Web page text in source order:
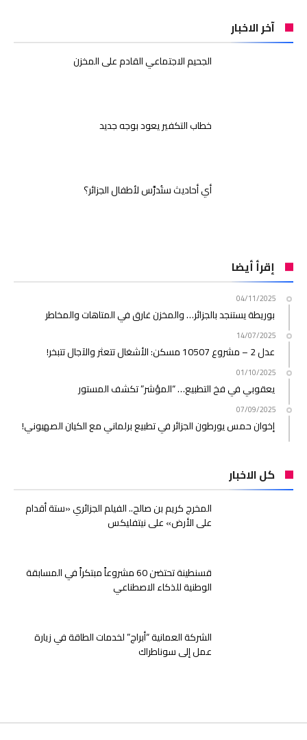
آخر الاخبار
الجحيم الاجتماعي القادم على المخزن
خطاب التكفير يعود بوجه جديد
أي أحاديث ستُدرَّس لأطفال الجزائر؟
إقرأ أيضا
04/11/2025
بوريطة يستنجد بالجزائر… والمخزن غارق في المتاهات والمخاطر
14/07/2025
عدل 2 – مشروع 10507 مسكن: الأشغال تتعثر والآجال تتبخر!
01/10/2025
يعقوبي في فخ التطبيع… “المؤشر” تكشف المستور
07/09/2025
إخوان حمس يورطون الجزائر في تطبيع برلماني مع الكيان الصهيوني!
كل الاخبار
المخرج كريم بن صالح.. الفيلم الجزائري «ستة أقدام
على الأرض» على نيتفليكس
قسنطينة تحتضن 60 مشروعاً مبتكراً في المسابقة
الوطنية للذكاء الاصطناعي
الشركة العمانية “أبراج” لخدمات الطاقة في زيارة
عمل إلى سوناطراك